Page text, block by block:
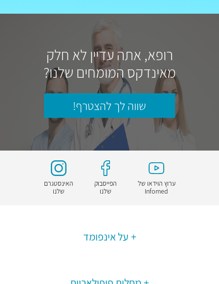
רופא, אתה עדיין לא חלק
מאינדקס המומחים שלנו?
שווה לך להצטרף!
ערוץ הוידאו של
Infomed
הפייסבוק
שלנו
האינסטגרם
שלנו
על אינפומד